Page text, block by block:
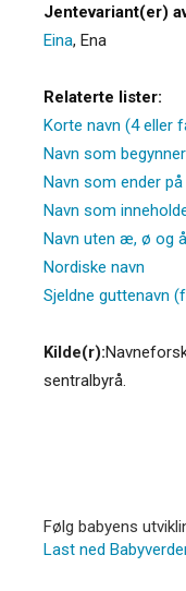
Jentevariant(er)
Eina, Ena
Relaterte lister:
Korte navn (4 eller
Navn som
Navn som ender
Navn som
Navn uten æ, ø og å
Nordiske navn
Sjeldne guttenavn
Kilde(r):
sentralbyrå.
Følg babyens
Last ned